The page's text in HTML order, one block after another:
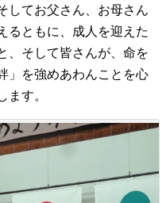
してお父さん、お母さん
るともに、成人を迎えた
、そして皆さんが、命を
」を強めあわんことを心
ます。